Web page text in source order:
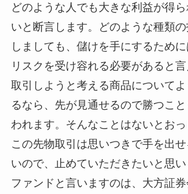
どのような人でも大きな利益が得
いと断言します。どのような種類
しましても、儲けを手にするため
リスクを受け容れる必要があると言
取引しようと考える商品について
るなら、先が見通せるので勝つこ
われます。そんなことはないとおっ
この先物取引は思いつきで手を出
いので、止めていただきたいと思い
ファンドと言いますのは、大方証